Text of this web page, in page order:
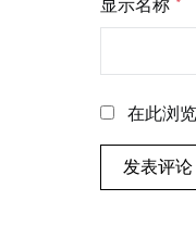
显示名称 *
在此浏